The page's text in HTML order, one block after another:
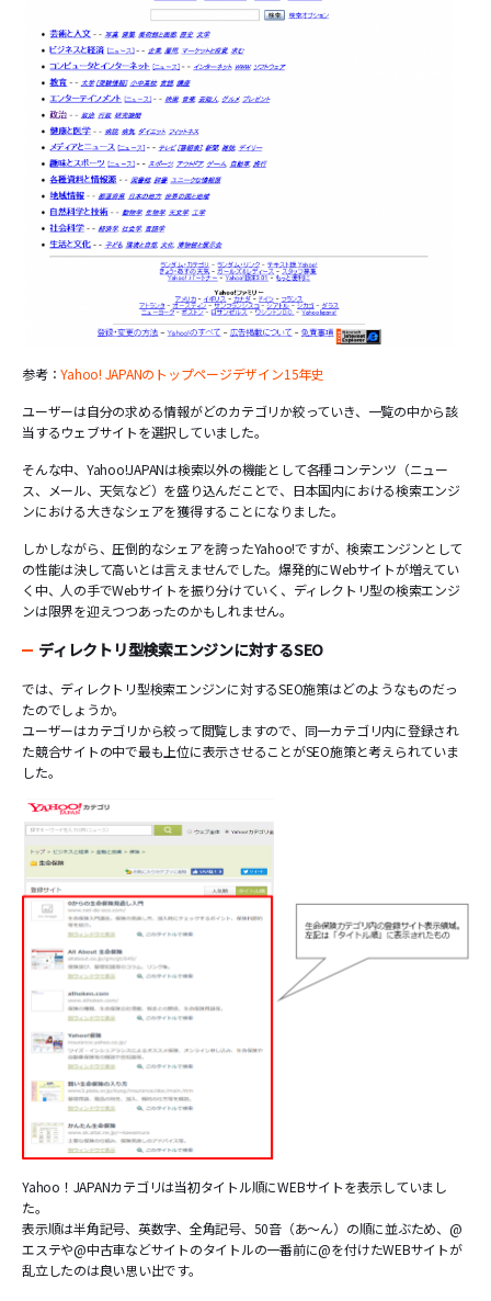
参考：Yahoo! JAPANのトップページデザイン15年史
ユーザーは自分の求める情報がどのカテゴリか絞っていき、一覧の中から該
当するウェブサイトを選択していました。
そんな中、Yahoo!JAPANは検索以外の機能として各種コンテンツ（ニュー
ス、メール、天気など）を盛り込んだことで、日本国内における検索エンジ
ンにおける大きなシェアを獲得することになりました。
しかしながら、圧倒的なシェアを誇ったYahoo!ですが、検索エンジンとして
の性能は決して高いとは言えませんでした。爆発的にWebサイトが増えてい
く中、人の手でWebサイトを振り分けていく、ディレクトリ型の検索エンジ
ンは限界を迎えつつあったのかもしれません。
ディレクトリ型検索エンジンに対するSEO
では、ディレクトリ型検索エンジンに対するSEO施策はどのようなものだっ
たのでしょうか。
ユーザーはカテゴリから絞って閲覧しますので、同一カテゴリ内に登録され
た競合サイトの中で最も上位に表示させることがSEO施策と考えられていま
した。
Yahoo！JAPANカテゴリは当初タイトル順にWEBサイトを表示していまし
た。
表示順は半角記号、英数字、全角記号、50音（あ～ん）の順に並ぶため、@
エステや@中古車などサイトのタイトルの一番前に@を付けたWEBサイトが
乱立したのは良い思い出です。